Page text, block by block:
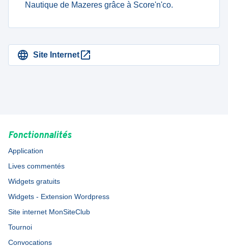
Nautique de Mazeres grâce à Score'n'co.
Site Internet
Fonctionnalités
Application
Lives commentés
Widgets gratuits
Widgets - Extension Wordpress
Site internet MonSiteClub
Tournoi
Convocations